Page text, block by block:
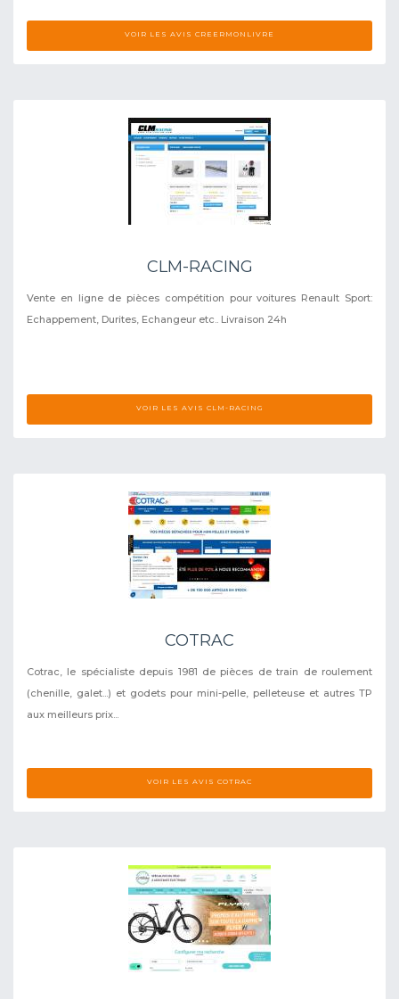
VOIR LES AVIS CREERMONLIVRE
CLM-RACING
Vente en ligne de pièces compétition pour voitures Renault Sport:
Echappement, Durites, Echangeur etc.. Livraison 24h
VOIR LES AVIS CLM-RACING
COTRAC
Cotrac, le spécialiste depuis 1981 de pièces de train de roulement
(chenille, galet...) et godets pour mini-pelle, pelleteuse et autres TP
aux meilleurs prix...
VOIR LES AVIS COTRAC